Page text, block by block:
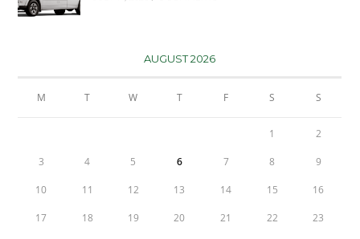
AUGUST 2026
M T W T F S S
1 2
3 4 5 6 7 8 9
10 11 12 13 14 15 16
17 18 19 20 21 22 23